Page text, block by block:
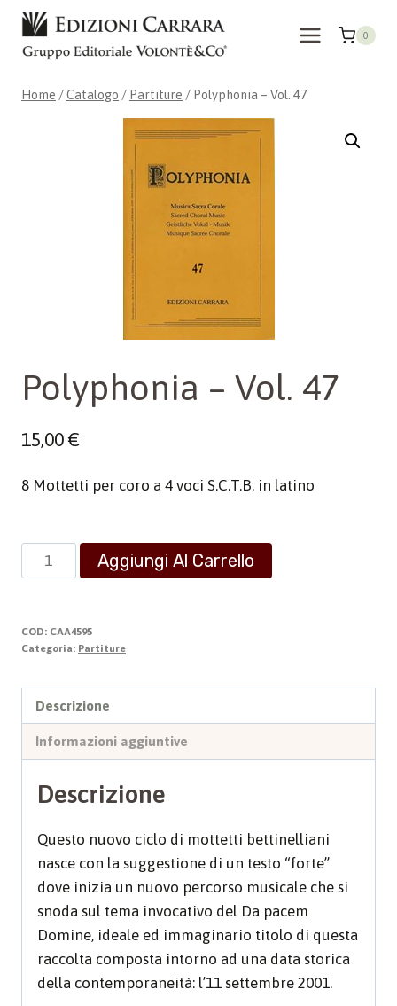
Salta
contenuto
0
Home /Catalogo / Partiture / Polyphonia – Vol. 47
Polyphonia – Vol. 47
15,00€
8 Mottetti per coro a 4 voci S.C.T.B. in latino
Polyphonia
-
47
quantità
Aggiungi Al Carrello
COD: CAA4595
Categoria: Partiture
Descrizione
Informazioni aggiuntive
Descrizione
Questo nuovo ciclo di mottetti bettinelliani
nasce con la suggestione di un testo “forte”
dove inizia un nuovo percorso musicale che si
snoda sul tema invocativo del Da pacem
Domine, ideale ed immaginario titolo di questa
raccolta composta intorno ad una data storica
della contemporaneità: l’11 settembre 2001.